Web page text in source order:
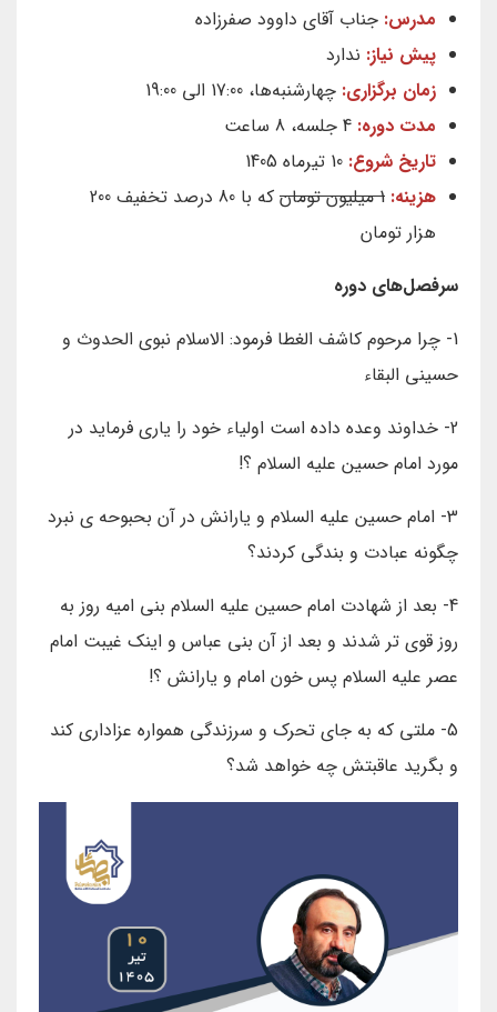
مدرس: جناب آقای داوود صفرزاده
پیش نیاز: ندارد
زمان برگزاری: چهارشنبه‌ها، 17:00 الی 19:00
مدت دوره:
تاریخ شروع: 10 تیرماه 1405
هزینه: 1 میلیون تومان
که با 80 درصد تخفیف 200
هزار تومان
سرفصل‌های دوره
1- چرا مرحوم کاشف الغطا فرمود: الاسلام نبوی الحدوث و
حسینی البقاء
2- خداوند وعده داده است اولیاء خود را یاری فرماید در
مورد امام حسین علیه السلام ؟!
3- امام حسین علیه السلام و یارانش در آن بحبوحه ی نبرد
چگونه عبادت و بندگی کردند؟
4- بعد از شهادت امام حسین علیه السلام بنی امیه روز به
روز قوی تر شدند و بعد از آن بنی عباس و اینک غیبت امام
عصر علیه السلام پس خون امام و یارانش ؟!
5- ملتی که به جای تحرک و سرزندگی همواره عزاداری کند
و بگرید عاقبتش چه خواهد شد؟